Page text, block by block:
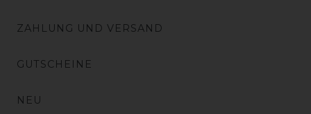
ZAHLUNG UND VERSAND
GUTSCHEINE
NEU